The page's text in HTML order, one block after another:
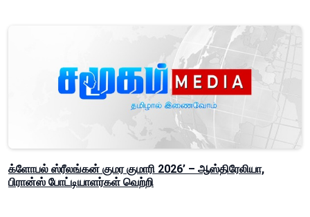
க்ளோபல் ஸ்ரீலங்கன் குமர குமாரி 2026’ – ஆஸ்திரேலியா,
பிரான்ஸ் போட்டியாளர்கள் வெற்றி